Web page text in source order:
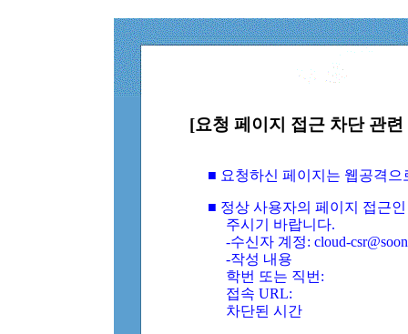
[요청 페이지 접근 차단 관
■ 요청하신 페이지는 웹공격
■ 정상 사용자의 페이지 접근
주시기 바랍니다.
-수신자 계정: cloud-
-작성 내용
학번 또는 직번:
접속 URL:
차단된 시간